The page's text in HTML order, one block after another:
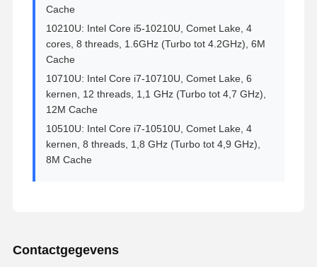
Cache
10210U: Intel Core i5-10210U, Comet Lake, 4
cores, 8 threads, 1.6GHz (Turbo tot 4.2GHz), 6M
Cache
10710U: Intel Core i7-10710U, Comet Lake, 6
kernen, 12 threads, 1,1 GHz (Turbo tot 4,7 GHz),
12M Cache
10510U: Intel Core i7-10510U, Comet Lake, 4
kernen, 8 threads, 1,8 GHz (Turbo tot 4,9 GHz),
8M Cache
Contactgegevens